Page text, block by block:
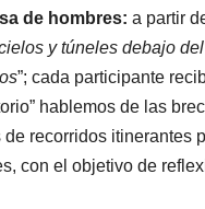
de hombres: a partir
y túneles debajo
”; cada participante
hablemos de las
de recorridos itinerantes
con el objetivo de